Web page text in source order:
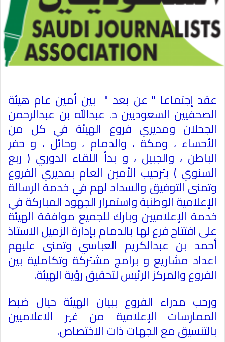
عقد إجتماعاً " عن بعد " بين أمين عام هيئة
الصحفيين السعوديين د. عبدالله بن عبدالرحمن
الجحلان ومديري فروع الهيئة في كل من
الأحساء ، ومكة ، والدمام ، وحائل ، و حفر
الباطن ، والجبيل ، و بدأ اللقاء الدوري ( ربع
السنوي ) بترحيب الأمين العام بمديري الفروع
وتمنى التوفيق والسداد لهم في خدمة الرسالة
الإعلامية الوطنية واستمرار الجهود المباركة في
خدمة الإعلاميين وبارك للجميع موافقة الهيئة
على افتتاح فرع لها بالدمام بإدارة الزميل الاستاذ
أحمد بن عبدالكريم العباسي وتمنى عليهم
اعداد مشاريع و برامج مشتركة وتكاملية بين
الفروع والمركز الرئيس لتحقيق رؤية الهيئة.
ورحب مدراء الفروع ببيان الهيئة حيال ضبط
الممارسات الإعلامية من غير الاعلاميين
بالتنسيق مع الجهات ذات الاختصاص.